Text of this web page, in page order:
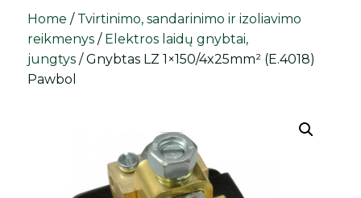
Home / Tvirtinimo, sandarinimo ir izoliavimo
reikmenys / Elektros laidų gnybtai,
jungtys / Gnybtas LZ 1×150/4x25mm² (E.4018)
Pawbol